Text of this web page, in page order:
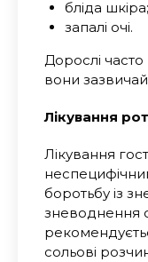
бліда шкіра;
запалі очі.
Дорослі
вони
Лікування
Лікування
боротьбу із
зневоднення
сольові